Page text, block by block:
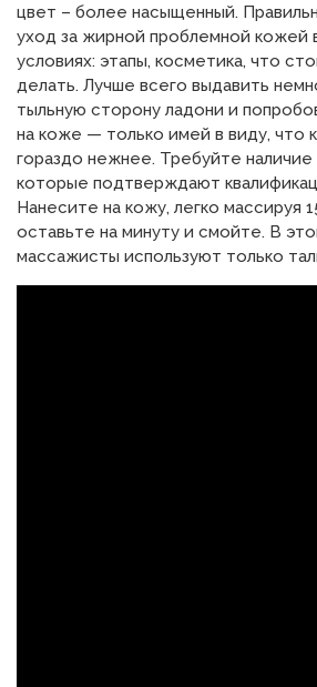
цвет – более насыщенный.
уход за жирной проблемной кожей
условиях: этапы, косметика, что
делать. Лучше всего выдавить
тыльную сторону ладони и
на коже — только имей в виду, что
гораздо нежнее. Требуйте
которые подтверждают
Нанесите на кожу, легко массируя
оставьте на минуту и смойте. В
массажисты используют только